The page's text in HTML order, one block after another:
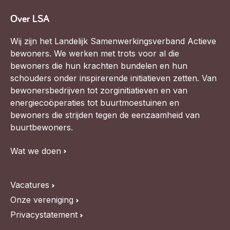
Over LSA
Wij zijn het Landelijk Samenwerkingsverband Actieve
bewoners. We werken met trots voor al die
bewoners die hun krachten bundelen en hun
schouders onder inspirerende initiatieven zetten. Van
bewonersbedrijven tot zorginitiatieven en van
energiecoöperaties tot buurtmoestuinen en
bewoners die strijden tegen de eenzaamheid van
buurtbewoners.
Wat we doen
Vacatures
Onze vereniging
Privacystatement